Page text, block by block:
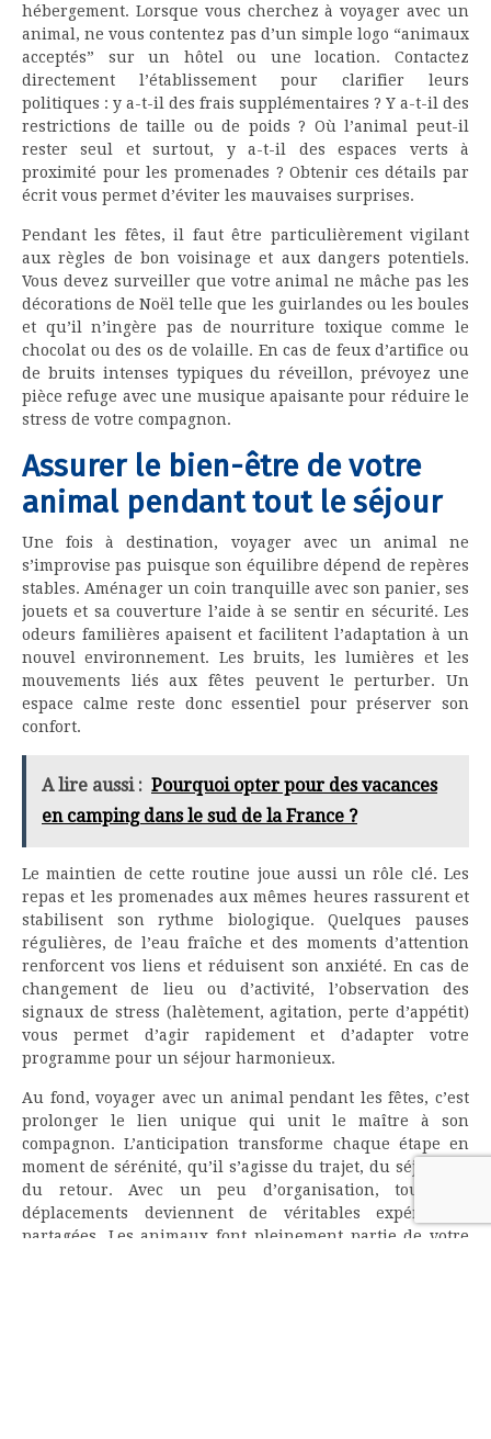
hébergement. Lorsque vous cherchez à voyager avec un
animal, ne vous contentez pas d’un simple logo “animaux
acceptés” sur un hôtel ou une location. Contactez
directement l’établissement pour clarifier leurs
politiques : y a-t-il des frais supplémentaires ? Y a-t-il des
restrictions de taille ou de poids ? Où l’animal peut-il
rester seul et surtout, y a-t-il des espaces verts à
proximité pour les promenades ? Obtenir ces détails par
écrit vous permet d’éviter les mauvaises surprises.
Pendant les fêtes, il faut être particulièrement vigilant
aux règles de bon voisinage et aux dangers potentiels.
Vous devez surveiller que votre animal ne mâche pas les
décorations de Noël telle que les guirlandes ou les boules
et qu’il n’ingère pas de nourriture toxique comme le
chocolat ou des os de volaille. En cas de feux d’artifice ou
de bruits intenses typiques du réveillon, prévoyez une
pièce refuge avec une musique apaisante pour réduire le
stress de votre compagnon.
Assurer le bien-être de votre
animal pendant tout le séjour
Une fois à destination, voyager avec un animal ne
s’improvise pas puisque son équilibre dépend de repères
stables. Aménager un coin tranquille avec son panier, ses
jouets et sa couverture l’aide à se sentir en sécurité. Les
odeurs familières apaisent et facilitent l’adaptation à un
nouvel environnement. Les bruits, les lumières et les
mouvements liés aux fêtes peuvent le perturber. Un
espace calme reste donc essentiel pour préserver son
confort.
A lire aussi : Pourquoi opter pour des vacances
en camping dans le sud de la France ?
Le maintien de cette routine joue aussi un rôle clé. Les
repas et les promenades aux mêmes heures rassurent et
stabilisent son rythme biologique. Quelques pauses
régulières, de l’eau fraîche et des moments d’attention
renforcent vos liens et réduisent son anxiété. En cas de
changement de lieu ou d’activité, l’observation des
signaux de stress (halètement, agitation, perte d’appétit)
vous permet d’agir rapidement et d’adapter votre
programme pour un séjour harmonieux.
Au fond, voyager avec un animal pendant les fêtes, c’est
prolonger le lien unique qui unit le maître à son
compagnon. L’anticipation transforme chaque étape en
moment de sérénité, qu’il s’agisse du trajet, du séjour ou
du retour. Avec un peu d’organisation, tous vos
déplacements deviennent de véritables expériences
partagées. Les animaux font pleinement partie de votre